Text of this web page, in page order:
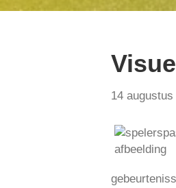
14 augustus